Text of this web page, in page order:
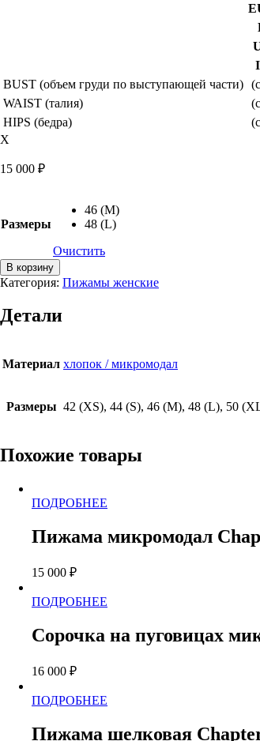
BUST (объем груди по выступающей части)
WAIST (талия)
HIPS (бедра)
X
15 000 ₽
Размеры
46 (M)
48 (L)
Очистить
Количество
товара
Пижама
микромодал
Chapter
В корзину
Категория: Пижамы женские
Детали
Материал хлопок / микромодал
Размеры 42 (XS), 44 (S), 46 (M), 48 (L), 50
Похожие товары
ПОДРОБНЕЕ
несколько
странице
товара.
Пижама микромодал
15 000 ₽
ПОДРОБНЕЕ
несколько
странице
Сорочка на пуговицах
16 000 ₽
ПОДРОБНЕЕ
Пижама шелковая